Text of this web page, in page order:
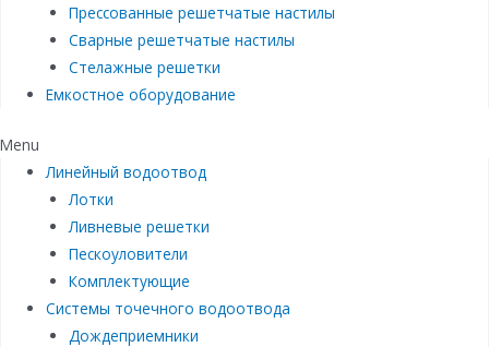
Прессованные решетчатые настилы
Сварные решетчатые настилы
Стелажные решетки
Емкостное оборудование
Menu
Линейный водоотвод
Лотки
Ливневые решетки
Пескоуловители
Комплектующие
Системы точечного водоотвода
Дождеприемники